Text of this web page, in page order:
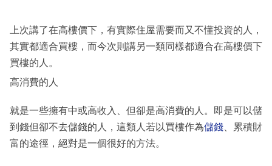
閱
專
上次講了在高樓價下，有實際住屋需要而又不懂投資的人，
其實都適合買樓，而今次則講另一類同樣都適合在高樓價下
買樓的人。
高消費的人
就是一些擁有中或高收入、但卻是高消費的人。即是可以儲
到錢但卻不去儲錢的人，這類人若以買樓作為儲錢 、累積財
富的途徑，絕對是一個很好的方法。